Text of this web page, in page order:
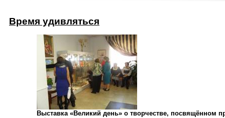
Время удивляться
Выставка «Великий день» о творчестве, посвящённом